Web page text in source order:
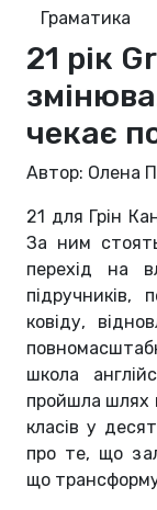
Граматика
21 рік
чекає
Автор: Олена
21 для Грін
За ним
перехід на
ковіду,
школа
пройшла шлях
класів у
про те, що
що